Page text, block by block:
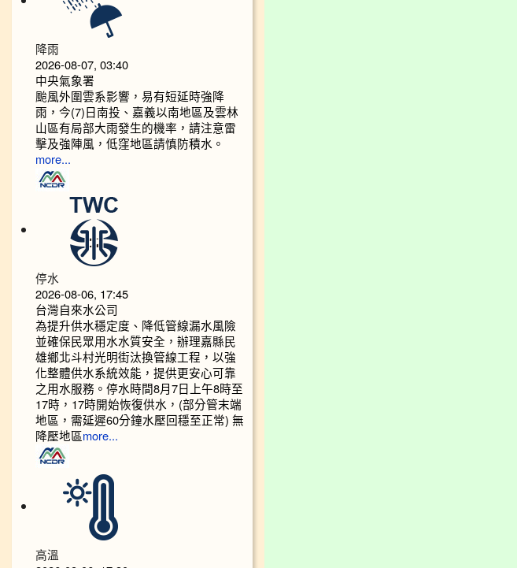
降雨
2026-08-07, 03:40
中央氣象署
颱風外圍雲系影響，易有短延時強降
雨，今(7)日南投、嘉義以南地區及雲林
山區有局部大雨發生的機率，請注意雷
擊及強陣風，低窪地區請慎防積水。
more...
停水
2026-08-06, 17:45
台灣自來水公司
為提升供水穩定度、降低管線漏水風險
並確保民眾用水水質安全，辦理嘉縣民
雄鄉北斗村光明街汰換管線工程，以強
化整體供水系統效能，提供更安心可靠
之用水服務。停水時間8月7日上午8時至
17時，17時開始恢復供水，(部分管末端
地區，需延遲60分鐘水壓回穩至正常) 無
降壓地區more...
高溫